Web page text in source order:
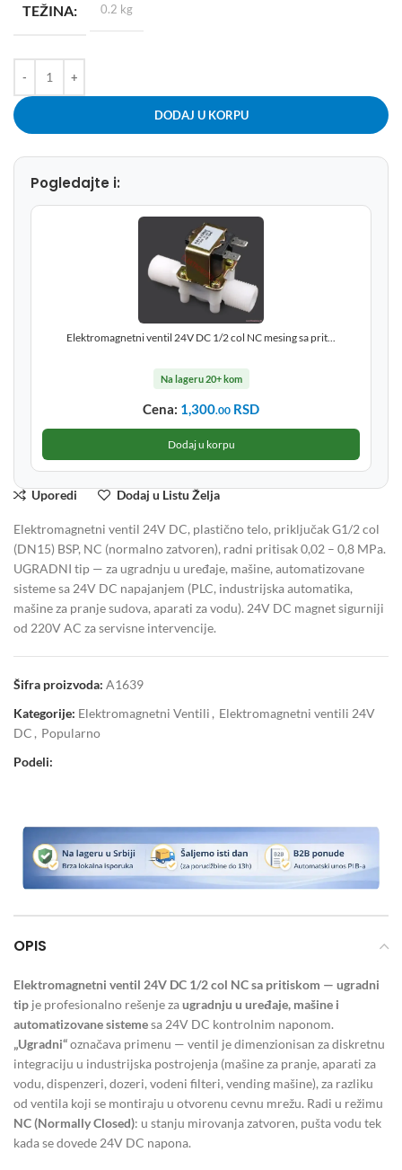
TEŽINA 0.2 kg
DODAJ U KORPU
Pogledajte i:
Elektromagnetni ventil 24V DC 1/2 col NC mesing sa prit...
Na lageru 20+ kom
Cena: 1,300.00 RSD
Dodaj u korpu
Uporedi Dodaj u Listu Želja
Elektromagnetni ventil 24V DC, plastično telo, priključak G1/2 col
(DN15) BSP, NC (normalno zatvoren), radni pritisak 0,02 – 0,8 MPa.
UGRADNI tip — za ugradnju u uređaje, mašine, automatizovane
sisteme sa 24V DC napajanjem (PLC, industrijska automatika,
mašine za pranje sudova, aparati za vodu). 24V DC magnet sigurniji
od 220V AC za servisne intervencije.
Šifra proizvoda: A1639
Kategorije: Elektromagnetni Ventili , Elektromagnetni ventili 24V
DC , Popularno
Podeli:
OPIS
Elektromagnetni ventil 24V DC 1/2 col NC sa pritiskom — ugradni
tip je profesionalno rešenje zaugradnju u uređaje, mašine i
automatizovane sistemesa 24V DC kontrolnim naponom.
„Ugradni“označava primenu — ventil je dimenzionisan za diskretnu
integraciju u industrijska postrojenja (mašine za pranje, aparati za
vodu, dispenzeri, dozeri, vodeni filteri, vending mašine), za razliku
od ventila koji se montiraju u otvorenu cevnu mrežu. Radi u režimu
NC (Normally Closed): u stanju mirovanja zatvoren, pušta vodu tek
kada se dovede 24V DC napona.